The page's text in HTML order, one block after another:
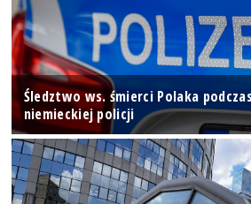
Śledztwo ws. śmierci Polaka
niemieckiej policji